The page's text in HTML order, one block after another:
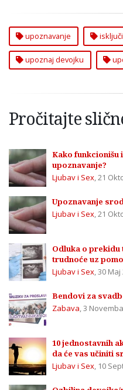
upoznavanje
upoznaj devojku
Pročitajte
Kako funkcionišu
upoznavanje?
Ljubav i Sex,21
Upoznavanje
Ljubav i Sex,21
Odluka o
trudnoće uz
Ljubav i Sex,30 Maj
Bendovi za
Zabava,3
10 jednostavnih
da će vas učiniti
Ljubav i Sex, 10